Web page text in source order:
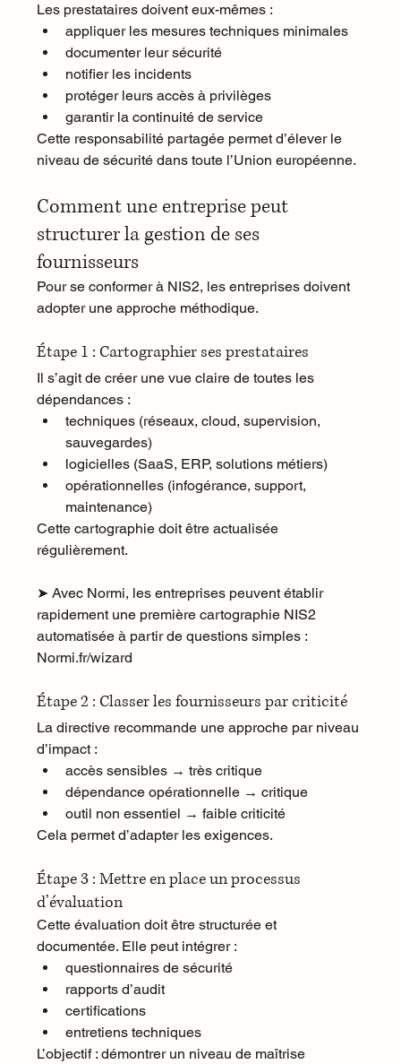
Les prestataires doivent eux-mêmes :
appliquer les mesures techniques minimales
documenter leur sécurité
notifier les incidents
protéger leurs accès à privilèges
garantir la continuité de service
Cette responsabilité partagée permet d’élever le
niveau de sécurité dans toute l’Union européenne.
Comment une entreprise peut
structurer la gestion de ses
fournisseurs
Pour se conformer à NIS2, les entreprises doivent
adopter une approche méthodique.
Étape 1 : Cartographier ses prestataires
Il s’agit de créer une vue claire de toutes les
dépendances :
techniques (réseaux, cloud, supervision,
sauvegardes)
logicielles (SaaS, ERP, solutions métiers)
opérationnelles (infogérance, support,
maintenance)
Cette cartographie doit être actualisée
régulièrement.
➤ Avec Normi, les entreprises peuvent établir
rapidement une première cartographie NIS2
automatisée à partir de questions simples :
Normi.fr/wizard
Étape 2 : Classer les fournisseurs par criticité
La directive recommande une approche par niveau
d’impact :
accès sensibles → très critique
dépendance opérationnelle → critique
outil non essentiel → faible criticité
Cela permet d’adapter les exigences.
Étape 3 : Mettre en place un processus
d’évaluation
Cette évaluation doit être structurée et
documentée. Elle peut intégrer :
questionnaires de sécurité
rapports d’audit
certifications
entretiens techniques
L’objectif : démontrer un niveau de maîtrise